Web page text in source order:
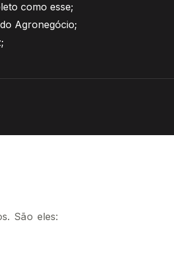
como esse;
Agronegócio;
São eles: